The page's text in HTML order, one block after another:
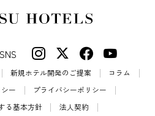
新規ホテル開発のご提案
コラム
ー
プライバシーポリシー
る基本方針
法人契約